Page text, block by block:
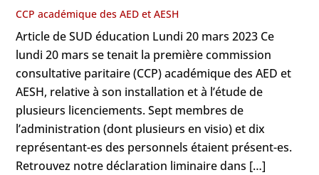
CCP académique des AED et AESH
Article de SUD éducation Lundi 20 mars 2023 Ce
lundi 20 mars se tenait la première commission
consultative paritaire (CCP) académique des AED et
AESH, relative à son installation et à l’étude de
plusieurs licenciements. Sept membres de
l’administration (dont plusieurs en visio) et dix
représentant-es des personnels étaient présent-es.
Retrouvez notre déclaration liminaire dans […]